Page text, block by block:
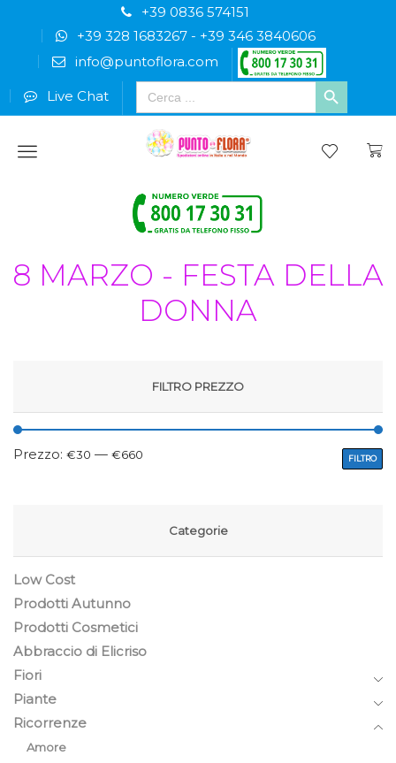
+39 0836 574151
+39 328 1683267- +39 346 3840606
info@puntoflora.com
Live Chat
Search
for:
Menu
8 MARZO - FESTA DELLA
DONNA
FILTRO PREZZO
FILTRO
Prezzo: €30 — €660
Categorie
Low Cost
Prodotti Autunno
Prodotti Cosmetici
Abbraccio di Elicriso
Fiori
Piante
Ricorrenze
Amore